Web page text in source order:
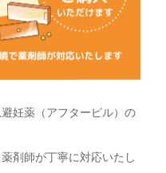
妊薬（アフターピル）の
剤師が丁寧に対応いたし